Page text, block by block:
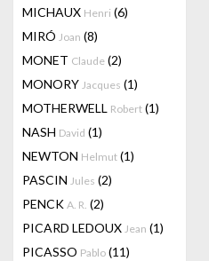
MICHAUX Henri (6)
MIRÓ Joan (8)
MONET Claude (2)
MONORY Jacques (1)
MOTHERWELL Robert (1)
NASH David (1)
NEWTON Helmut (1)
PASCIN Jules (2)
PENCK A. R. (2)
PICARD LEDOUX Jean (1)
PICASSO Pablo (11)